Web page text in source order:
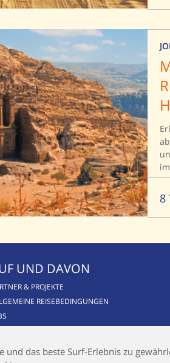
und das beste Surf-Erlebnis zu
8
UND DAVON
& PROJEKTE
REISEBEDINGUNGEN
BLACKLIST